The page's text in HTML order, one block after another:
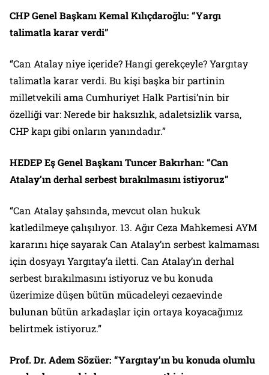
CHP Genel Başkanı Kemal Kılıçdaroğlu: “Yargı
talimatla karar verdi”
“Can Atalay niye içeride? Hangi gerekçeyle? Yargıtay
talimatla karar verdi. Bu kişi başka bir partinin
milletvekili ama Cumhuriyet Halk Partisi’nin bir
özelliği var: Nerede bir haksızlık, adaletsizlik varsa,
CHP kapı gibi onların yanındadır.”
HEDEP Eş Genel Başkanı Tuncer Bakırhan: “Can
Atalay’ın derhal serbest bırakılmasını istiyoruz”
“Can Atalay şahsında, mevcut olan hukuk
katledilmeye çalışılıyor. 13. Ağır Ceza Mahkemesi AYM
kararını hiçe sayarak Can Atalay’ın serbest kalmaması
için dosyayı Yargıtay’a iletti. Can Atalay’ın derhal
serbest bırakılmasını istiyoruz ve bu konuda
üzerimize düşen bütün mücadeleyi cezaevinde
bulunan bütün arkadaşlar için ortaya koyacağımız
belirtmek istiyoruz.”
Prof. Dr. Adem Sözüer: “Yargıtay’ın bu konuda olumlu